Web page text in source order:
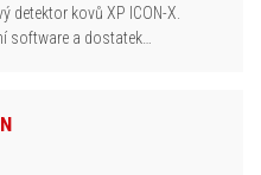
kovů XP ICON-X.
software a dostatek…